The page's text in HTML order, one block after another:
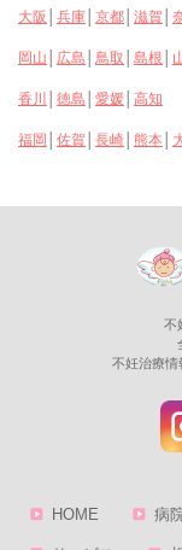
大阪 兵庫 京都 滋賀
岡山 広島 鳥取 島根
香川 徳島 愛媛 高知
福岡 佐賀 長崎 熊本
不
不妊治療情
HOME 病